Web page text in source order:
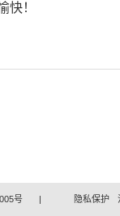
快！
号 | 隐私保护